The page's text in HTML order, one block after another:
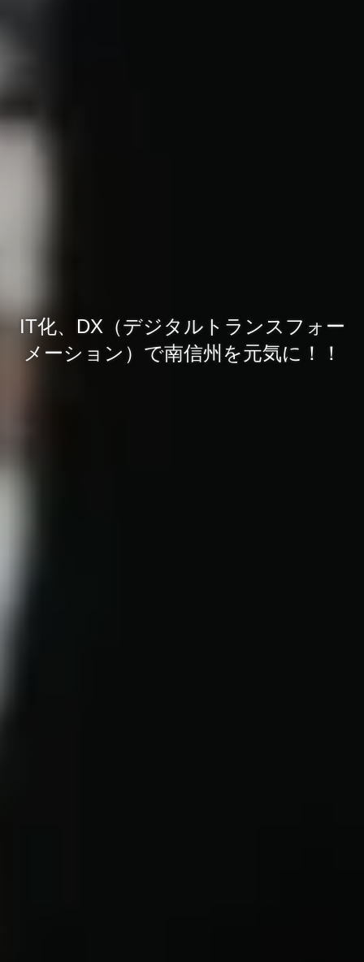
IT化、DX（デジタルトランスフォー
メーション）で南信州を元気に！！
地域の皆様のIT化、DX（デジタルト
ランスフォーメーション）をサポー
トします！